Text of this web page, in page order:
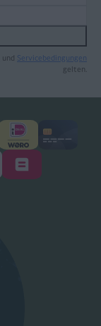
und Servicebedingungen
gelten.